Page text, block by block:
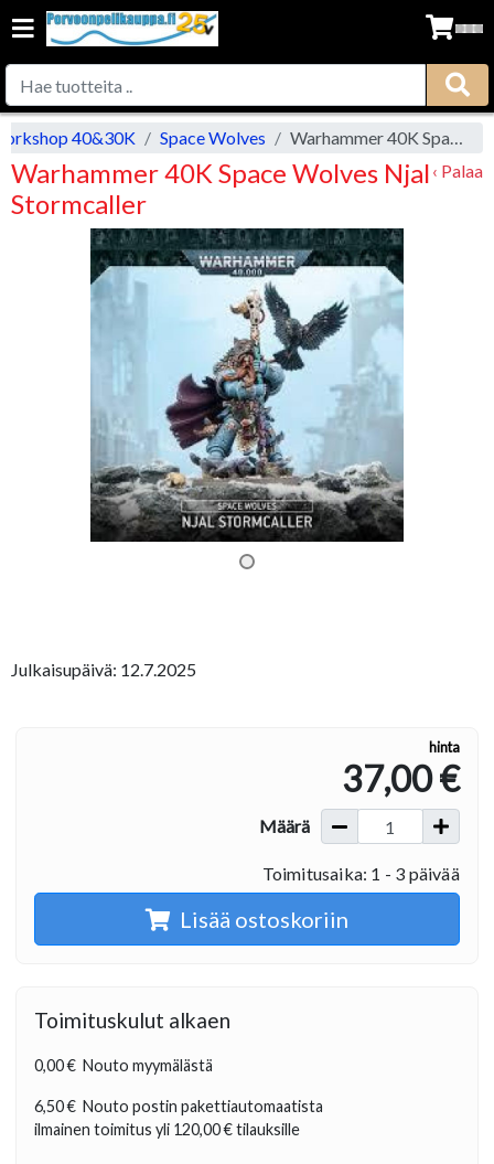
40&30K Space Wolves Warhammer 40K Space Wolves Njal Stormcaller
Warhammer 40K Space Wolves Njal
Stormcaller
‹ Palaa
Julkaisupäivä: 12.7.2025
hinta
37,00 €
Määrä
Toimitusaika: 1 - 3 päivää
Lisää ostoskoriin
Toimituskulut alkaen
0,00 € Nouto myymälästä
6,50 € Nouto postin pakettiautomaatista
ilmainen toimitus yli 120,00 €tilauksille